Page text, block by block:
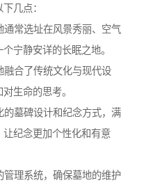
几点：
通常选址在风景秀丽、空气
宁静安详的长眠之地。
融合了传统文化与现代设
生命的思考。
墓碑设计和纪念方式，满
纪念更加个性化和有意
理系统，确保墓地的维护